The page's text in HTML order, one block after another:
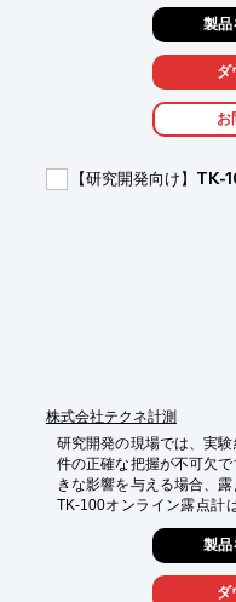
性があります。SPARKシ
高精度かつ迅速にガス中
【活用シーン】
・高純度ガス製造時の品質
・ボンベ充填時のガス品質
【導入の効果】
製品
ダ
お
【研究開発向け】TK-
株式会社テクネ計測
研究開発の現場では、実
件の正確な把握が不可欠
きな影響を与える場合、
TK-100オンライン露点計
±2 ℃dpの精度で、実験環
メーカーであるテクネ計
100オンライン露点計は
製品
ダ